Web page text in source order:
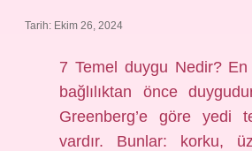
Tarih: Ekim 26, 2024
7 Temel duygu Nedir?
bağlılıktan önce
Greenberg’e göre yedi
vardır. Bunlar: korku,